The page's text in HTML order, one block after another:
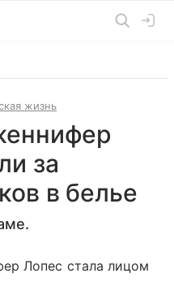
жизнь
за
в белье
Лопес стала лицом